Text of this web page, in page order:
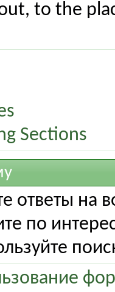
to the
Sections
ответы на
по